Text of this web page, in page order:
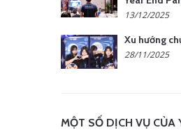
13/12/2025
28/11/2025
MỘT SỐ DỊCH VỤ CỦA